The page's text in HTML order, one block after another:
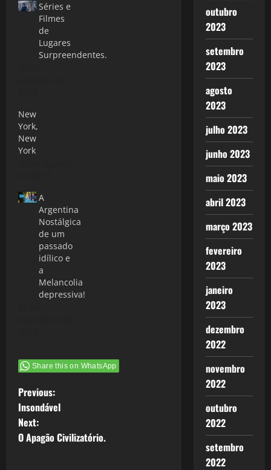
Séries e
Filmes
de
Lugares
Surpreendentes.
New
York,
New
York
A
Argentina
Nostálgica
de um
passado
idílico e
a
Melancolia
depressiva!
Share this on WhatsApp
P
o
s
Previous:
Insondável
Next:
O Apagão Civilizatório.
outubro
2023
setembro
2023
agosto
2023
julho 2023
junho 2023
maio 2023
abril 2023
março 2023
fevereiro
2023
janeiro
2023
dezembro
2022
novembro
2022
outubro
2022
setembro
2022